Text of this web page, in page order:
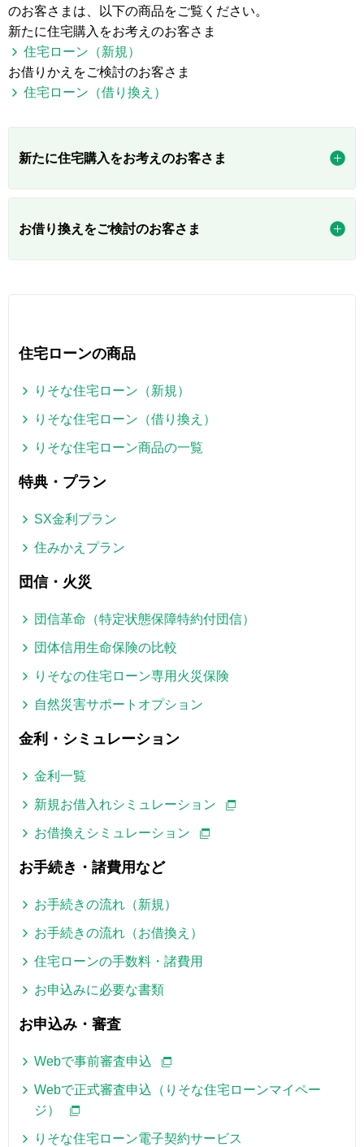
のお客さまは、以下の商品をご覧ください。
新たに住宅購入をお考えのお客さま
住宅ローン（新規）
お借りかえをご検討のお客さま
住宅ローン（借り換え）
新たに住宅購入をお考えのお客さま
お借り換えをご検討のお客さま
住宅ローンの商品
りそな住宅ローン（新規）
りそな住宅ローン（借り換え）
りそな住宅ローン商品の一覧
特典・プラン
SX金利プラン
住みかえプラン
団信・火災
団信革命（特定状態保障特約付団信）
団体信用生命保険の比較
りそなの住宅ローン専用火災保険
自然災害サポートオプション
金利・シミュレーション
金利一覧
新規お借入れシミュレーション
お借換えシミュレーション
お手続き・諸費用など
お手続きの流れ（新規）
お手続きの流れ（お借換え）
住宅ローンの手数料・諸費用
お申込みに必要な書類
お申込み・審査
Webで事前審査申込
Webで正式審査申込（りそな住宅ローンマイペー
ジ）
りそな住宅ローン電子契約サービス